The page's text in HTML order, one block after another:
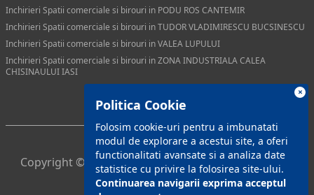
Inchirieri Spatii comerciale si birouri in PODU ROS CANTEMIR
Inchirieri Spatii comerciale si birouri in TUDOR VLADIMIRESCU BUCSINESCU
Inchirieri Spatii comerciale si birouri in VALEA LUPULUI
Inchirieri Spatii comerciale si birouri in ZONA INDUSTRIALA CALEA
CHISINAULUI IASI
Copyright © 2021 Global Intermed. Toate drepturile
rezervate.
Politica Cookie
Folosim cookie-uri pentru a imbunatati
modul de explorare a acestui site, a oferi
functionalitati avansate si a analiza date
statistice cu privire la folosirea site-ului.
Continuarea navigarii exprima acceptul
×